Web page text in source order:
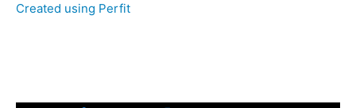
Created using Perfit